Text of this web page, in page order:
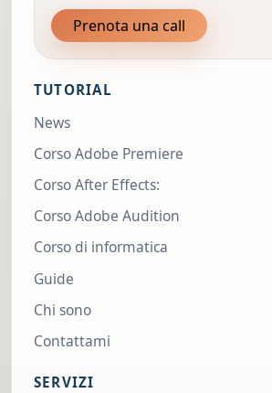
Prenota una call
TUTORIAL
News
Corso Adobe Premiere
Corso After Effects:
Corso Adobe Audition
Corso di informatica
Guide
Chi sono
Contattami
SERVIZI